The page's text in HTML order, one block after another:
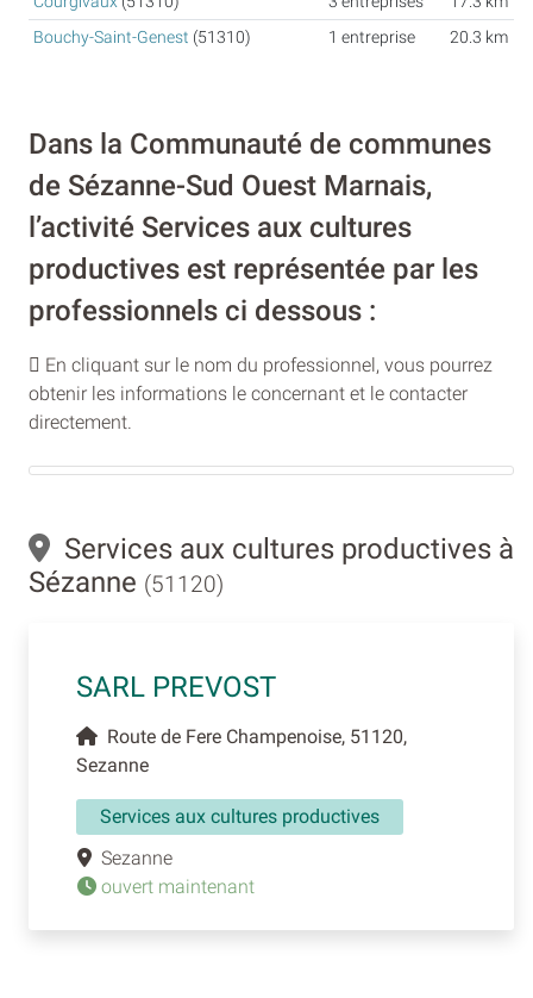
Bouchy-Saint-Genest (51310) 1 entreprise 20.3 km
Dans la Communauté de communes
de Sézanne-Sud Ouest Marnais,
l’activité Services aux cultures
productives est représentée par les
professionnels ci dessous :
En cliquant sur le nom du professionnel, vous pourrez
obtenir les informations le concernant et le contacter
directement.
Services aux cultures productives à
Sézanne (51120)
SARL PREVOST
Route de Fere Champenoise, 51120,
Sezanne
Services aux cultures productives
Sezanne
ouvert maintenant